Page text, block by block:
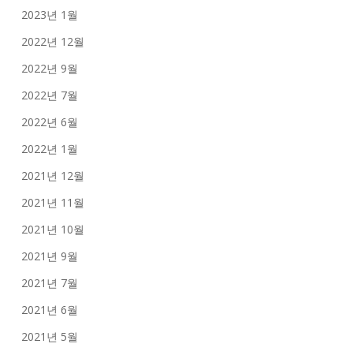
2023년 1월
2022년 12월
2022년 9월
2022년 7월
2022년 6월
2022년 1월
2021년 12월
2021년 11월
2021년 10월
2021년 9월
2021년 7월
2021년 6월
2021년 5월